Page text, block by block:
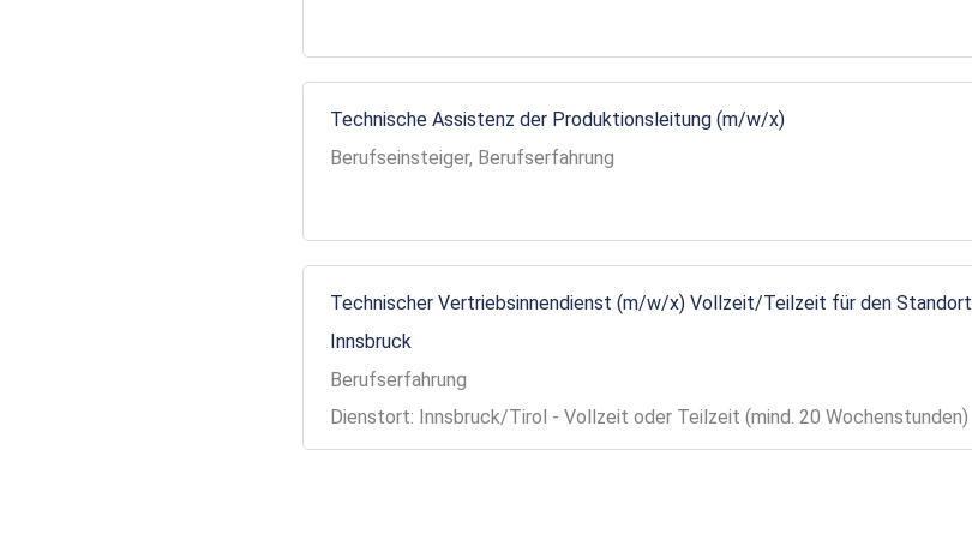
Technische Assistenz der Produktionsleitung (m/w/x)
Berufseinsteiger, Berufserfahrung
Technischer Vertriebsinnendienst (m/w/x) Vollzeit/Teilzeit für den Standort
Innsbruck
Berufserfahrung
Dienstort: Innsbruck/Tirol - Vollzeit oder Teilzeit (mind. 20 Wochenstunden)